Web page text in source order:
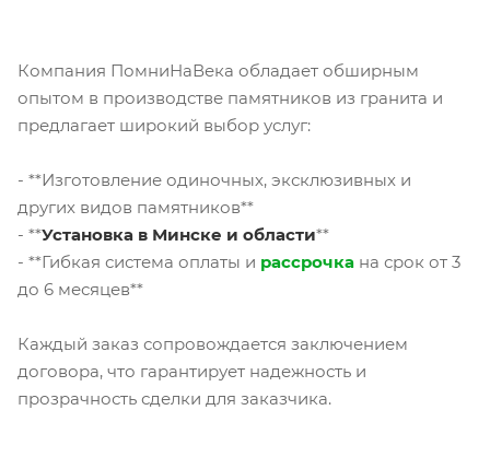
Компания ПомниНаВека обладает обширным
опытом в производстве памятников из гранита и
предлагает широкий выбор услуг:
- **Изготовление одиночных, эксклюзивных и
других видов памятников**
- **Установка в Минске и области**
- **Гибкая система оплаты и рассрочка на срок от 3
до 6 месяцев**
Каждый заказ сопровождается заключением
договора, что гарантирует надежность и
прозрачность сделки для заказчика.